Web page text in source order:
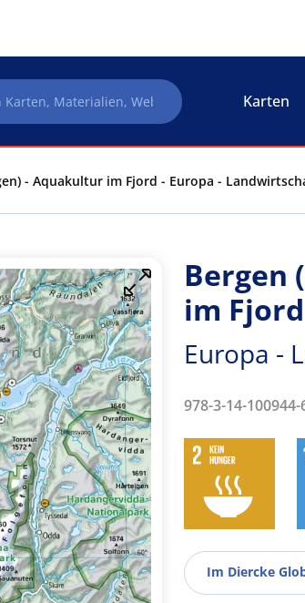
Karten
- Aquakultur im Fjord - Europa -
Bergen
im Fjord
Europa -
978-3-14-
Im Diercke